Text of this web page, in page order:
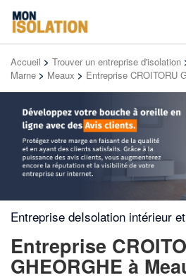
Accueil > Trouver un entreprise d'isolation
Marne > Meaux > Entreprise CROITORU
Entreprise deIsolation intérieur
Entreprise
GHEORGHE à